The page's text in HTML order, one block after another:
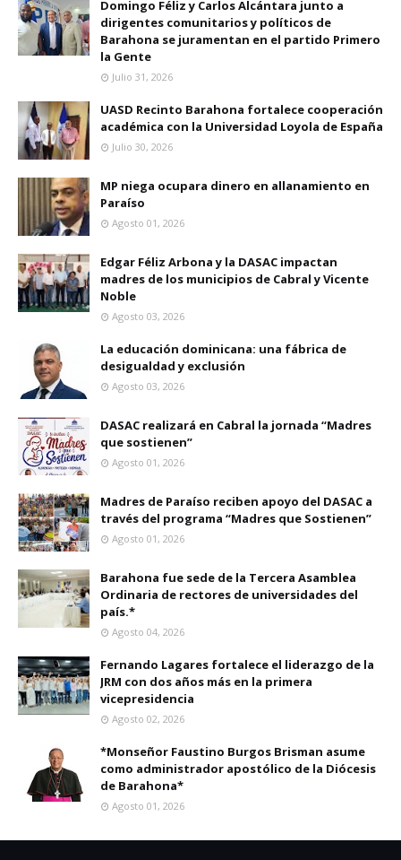
Domingo Féliz y Carlos Alcántara junto a
dirigentes comunitarios y políticos de
Barahona se juramentan en el partido Primero
la Gente
Julio 31, 2026
UASD Recinto Barahona fortalece cooperación
académica con la Universidad Loyola de España
Julio 30, 2026
MP niega ocupara dinero en allanamiento en
Paraíso
Agosto 01, 2026
Edgar Féliz Arbona y la DASAC impactan
madres de los municipios de Cabral y Vicente
Noble
Agosto 03, 2026
La educación dominicana: una fábrica de
desigualdad y exclusión
Agosto 03, 2026
DASAC realizará en Cabral la jornada “Madres
que sostienen”
Agosto 01, 2026
Madres de Paraíso reciben apoyo del DASAC a
través del programa “Madres que Sostienen”
Agosto 01, 2026
Barahona fue sede de la Tercera Asamblea
Ordinaria de rectores de universidades del
país.*
Agosto 04, 2026
Fernando Lagares fortalece el liderazgo de la
JRM con dos años más en la primera
vicepresidencia
Agosto 02, 2026
*Monseñor Faustino Burgos Brisman asume
como administrador apostólico de la Diócesis
de Barahona*
Agosto 01, 2026